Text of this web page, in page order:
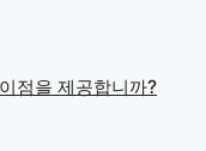
점을 제공합니까?